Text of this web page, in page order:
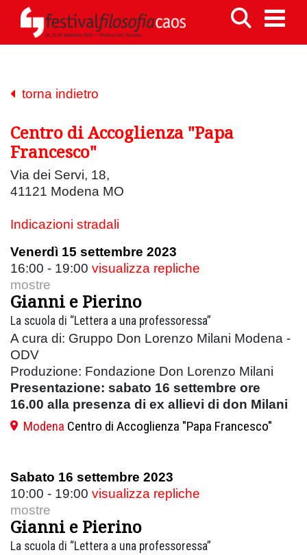
torna indietro
Centro di Accoglienza "Papa
Francesco"
Via dei Servi, 18,
41121 Modena MO
Indicazioni stradali
Venerdì 15 settembre 2023
16:00 - 19:00 visualizza repliche
mostre
Gianni e Pierino
La scuola di “Lettera a una professoressa”
A cura di: Gruppo Don Lorenzo Milani Modena -
ODV
Produzione: Fondazione Don Lorenzo Milani
Presentazione: sabato 16 settembre ore
16.00 alla presenza di ex allievi di don Milani
Modena Centro di Accoglienza "Papa Francesco"
Sabato 16 settembre 2023
10:00 - 19:00 visualizza repliche
mostre
Gianni e Pierino
La scuola di “Lettera a una professoressa”